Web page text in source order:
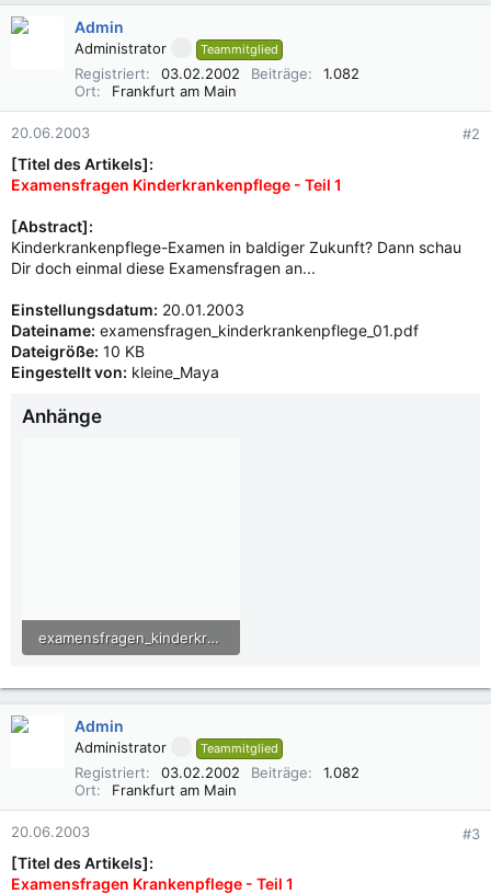
a
k
n
e
:
Admin
Administrator Teammitglied
Registriert 03.02.2002 Beiträge
1.082
Ort
Frankfurt am Main
20.06.2003 #2
[Titel des Artikels]:
Examensfragen Kinderkrankenpflege - Teil 1
[Abstract]:
Kinderkrankenpflege-Examen in baldiger Zukunft? Dann schau
Dir doch einmal diese Examensfragen an...
Einstellungsdatum: 20.01.2003
Dateiname: examensfragen_kinderkrankenpflege_01.pdf
Dateigröße: 10 KB
Eingestellt von: kleine_Maya
Anhänge
examensfragen_kinderkrankenpflege_01.pdf
Admin
Administrator Teammitglied
Registriert 03.02.2002 Beiträge
1.082
Ort
Frankfurt am Main
20.06.2003 #3
[Titel des Artikels]:
Examensfragen Krankenpflege - Teil 1